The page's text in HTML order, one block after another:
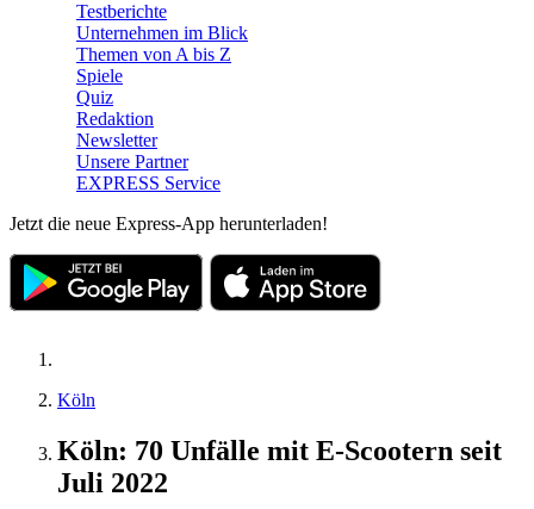
Testberichte
Unternehmen im Blick
Themen von A bis Z
Spiele
Quiz
Redaktion
Newsletter
Unsere Partner
EXPRESS Service
Jetzt die neue Express-App herunterladen!
Köln
Köln: 70 Unfälle mit E-Scootern seit
Juli 2022